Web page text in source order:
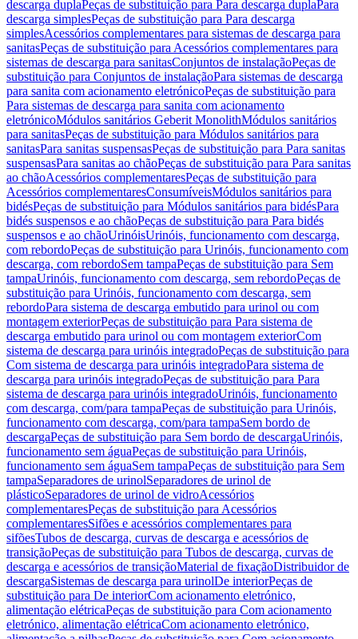
descarga duplaPeças de substituição para Para descarga duplaPara
descarga simplesPeças de substituição para Para descarga
simplesAcessórios complementares para sistemas de descarga para
sanitasPeças de substituição para Acessórios complementares para
sistemas de descarga para sanitasConjuntos de instalaçãoPeças de
substituição para Conjuntos de instalaçãoPara sistemas de descarga
para sanita com acionamento eletrónicoPeças de substituição para
Para sistemas de descarga para sanita com acionamento
eletrónicoMódulos sanitários Geberit MonolithMódulos sanitários
para sanitasPeças de substituição para Módulos sanitários para
sanitasPara sanitas suspensasPeças de substituição para Para sanitas
suspensasPara sanitas ao chãoPeças de substituição para Para sanitas
ao chãoAcessórios complementaresPeças de substituição para
Acessórios complementaresConsumíveisMódulos sanitários para
bidésPeças de substituição para Módulos sanitários para bidésPara
bidés suspensos e ao chãoPeças de substituição para Para bidés
suspensos e ao chãoUrinóisUrinóis, funcionamento com descarga,
com rebordoPeças de substituição para Urinóis, funcionamento com
descarga, com rebordoSem tampaPeças de substituição para Sem
tampaUrinóis, funcionamento com descarga, sem rebordoPeças de
substituição para Urinóis, funcionamento com descarga, sem
rebordoPara sistema de descarga embutido para urinol ou com
montagem exteriorPeças de substituição para Para sistema de
descarga embutido para urinol ou com montagem exteriorCom
sistema de descarga para urinóis integradoPeças de substituição para
Com sistema de descarga para urinóis integradoPara sistema de
descarga para urinóis integradoPeças de substituição para Para
sistema de descarga para urinóis integradoUrinóis, funcionamento
com descarga, com/para tampaPeças de substituição para Urinóis,
funcionamento com descarga, com/para tampaSem bordo de
descargaPeças de substituição para Sem bordo de descargaUrinóis,
funcionamento sem águaPeças de substituição para Urinóis,
funcionamento sem águaSem tampaPeças de substituição para Sem
tampaSeparadores de urinolSeparadores de urinol de
plásticoSeparadores de urinol de vidroAcessórios
complementaresPeças de substituição para Acessórios
complementaresSifões e acessórios complementares para
sifõesTubos de descarga, curvas de descarga e acessórios de
transiçãoPeças de substituição para Tubos de descarga, curvas de
descarga e acessórios de transiçãoMaterial de fixaçãoDistribuidor de
descargaSistemas de descarga para urinolDe interiorPeças de
substituição para De interiorCom acionamento eletrónico,
alimentação elétricaPeças de substituição para Com acionamento
eletrónico, alimentação elétricaCom acionamento eletrónico,